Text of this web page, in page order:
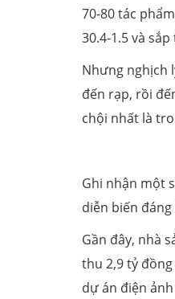
70-80 tác
30.4-1.5 và
Nhưng nghịch
đến rạp, rồi
chội nhất là
Ghi nhận một
diễn biến
Gần đây, nhà
thu 2,9 tỷ
dự án điện